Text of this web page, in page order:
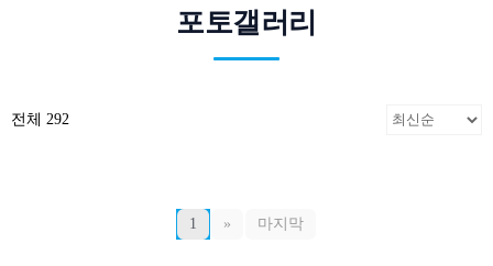
포토갤러리
전체 292
1 » 마지막